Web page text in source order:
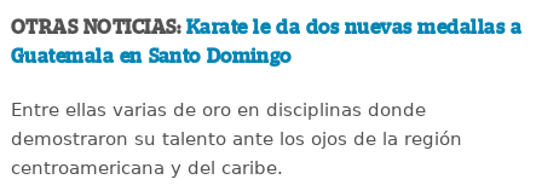
OTRAS NOTICIAS: Karate le da dos nuevas medallas a
Guatemala en Santo Domingo
Entre ellas varias de oro en disciplinas donde
demostraron su talento ante los ojos de la región
centroamericana y del caribe.